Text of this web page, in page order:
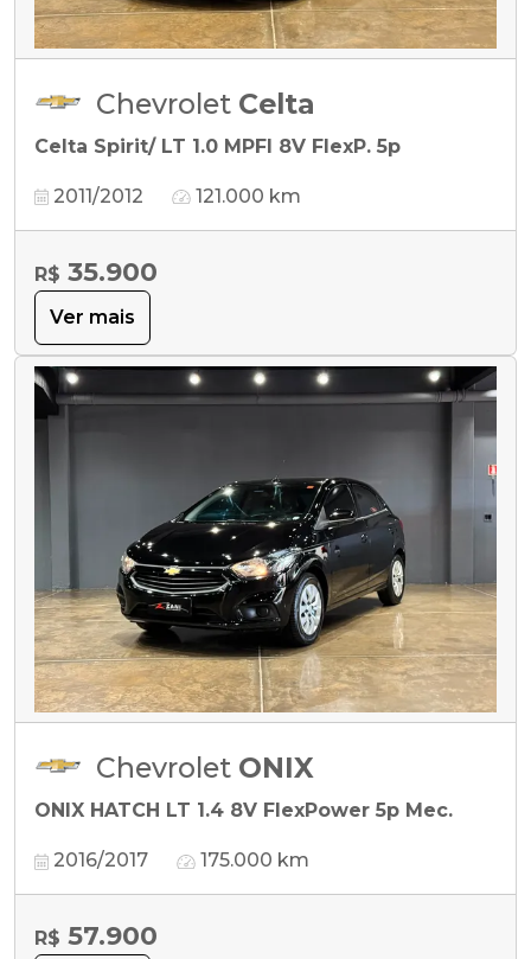
Chevrolet Celta
Celta Spirit/ LT 1.0 MPFI 8V FlexP. 5p
2011/2012 121.000 km
R$ 35.900
Ver mais
Chevrolet ONIX
ONIX HATCH LT 1.4 8V FlexPower 5p Mec.
2016/2017 175.000 km
R$ 57.900